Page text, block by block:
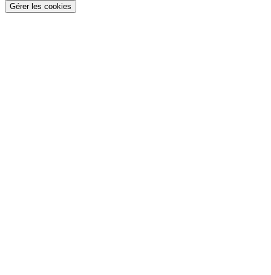
Gérer les cookies